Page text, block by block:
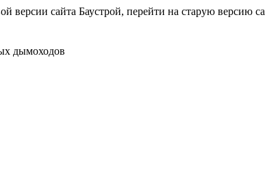
версии сайта Баустрой, перейти на старую версию
дымоходов